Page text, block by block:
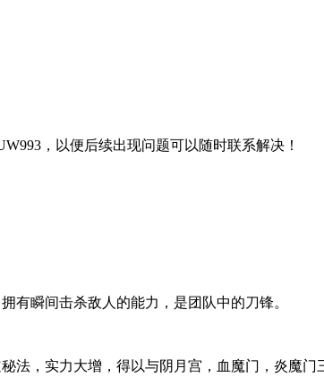
，以便后续出现问题可以随时联系解决！
有瞬间击杀敌人的能力，是团队中的刀锋。
法，实力大增，得以与阴月宫，血魔门，炎魔门